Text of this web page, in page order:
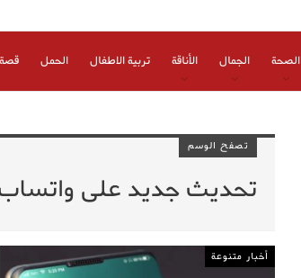
الصحة الجمال الأناقة تربية الاطفال الحمل
تصفح الوسم
تحديث جديد على
أخبار متنوعة